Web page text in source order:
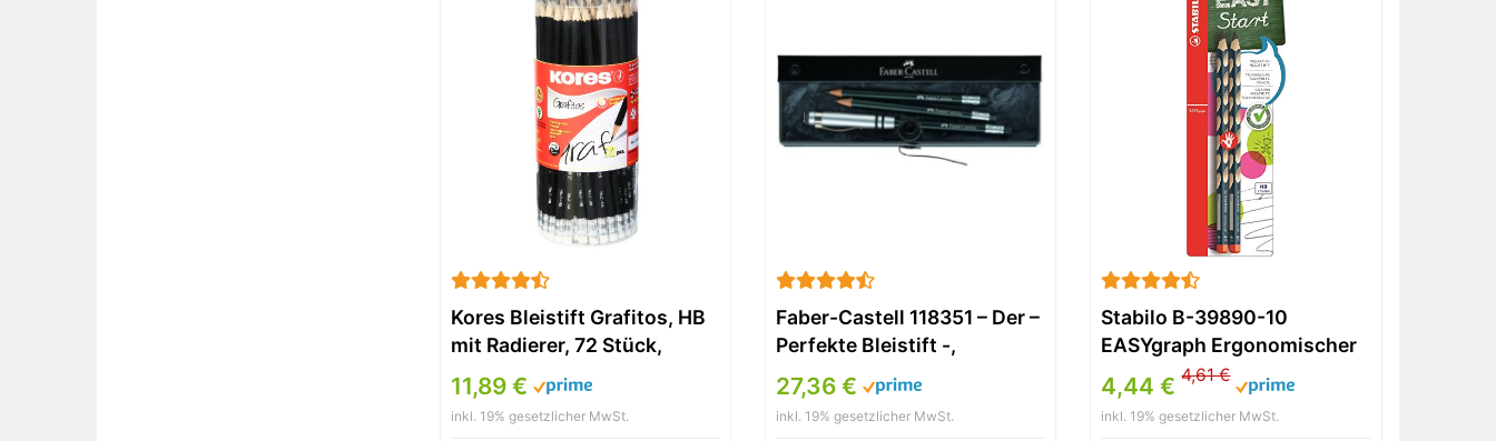
Kores Bleistift Grafitos, HB
mit Radierer, 72 Stück,
schwarz
11,89 €
inkl. 19% gesetzlicher MwSt.
Faber-Castell 118351 – Der –
Perfekte Bleistift -,
inklusive
Geschenkverpackung,
Härtegrad B, Schaftfarbe:
27,36 €
inkl. 19% gesetzlicher MwSt.
Stabilo B-39890-10
EASYgraph Ergonomischer
Dreikant-Bleistift (HB, für
Rechtshänder) 2er Blister
4,44 €4,61 €
inkl. 19% gesetzlicher MwSt.